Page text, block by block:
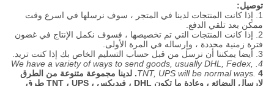
توصيل:
1. إذا كانت المنتجات لدينا في المتجر ، سوف نرسلها في اسرع وقت
ممكن بعد تلقي الدفع.
2. إذا كانت المنتجات التي تم تخصيصها ، فسوف نكمل الإنتاج في غضون
فترة زمنية محددة ، وإرساله في المرة الأولى.
3. أيضا يمكننا أن نرسل من قبل حساب التسليم الخاص بك إذا كنت تريد.
4. We have a variety of ways to send goods, usually DHL, Fedex,
TNT, UPS will be normal ways.4. لدينا مجموعة متنوعة من الطرق
لإرسال البضائع ، وعادة ما تكون DHL ، فيديكس ، TNT ، UPS طرق